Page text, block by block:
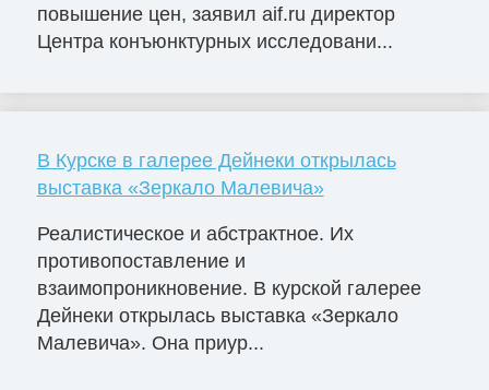
повышение цен, заявил aif.ru директор
Центра конъюнктурных исследовани...
В Курске в галерее Дейнеки открылась
выставка «Зеркало Малевича»
Реалистическое и абстрактное. Их
противопоставление и
взаимопроникновение. В курской галерее
Дейнеки открылась выставка «Зеркало
Малевича». Она приур...